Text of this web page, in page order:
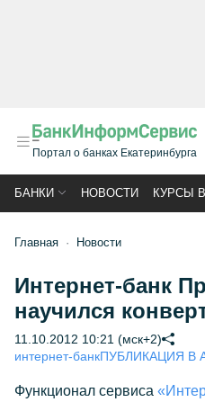
Портал о банках Екатеринбурга
БАНКИ НОВОСТИ КУРСЫ
Главная Новости
Интернет-банк
научился
11.10.2012 10:21 (мск+2)
интернет-банкПУБЛИКАЦИЯ В
Функционал сервиса